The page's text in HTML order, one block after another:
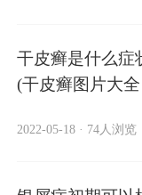
干皮癣是什么症
(干皮癣图片大
2022-05-18 · 74人浏览